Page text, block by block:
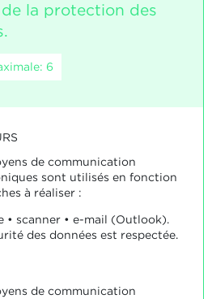
la protection des
6
de communication
sont utilisés en fonction
à réaliser :
• scanner • e-mail (Outlook).
des données est respectée.
de communication